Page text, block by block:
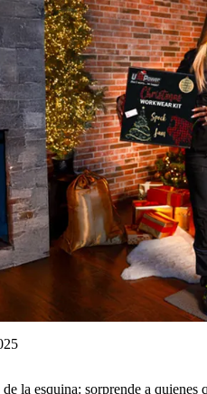
la esquina: sorprende a